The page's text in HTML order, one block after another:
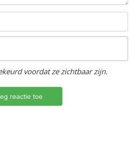
voordat ze zichtbaar zijn.